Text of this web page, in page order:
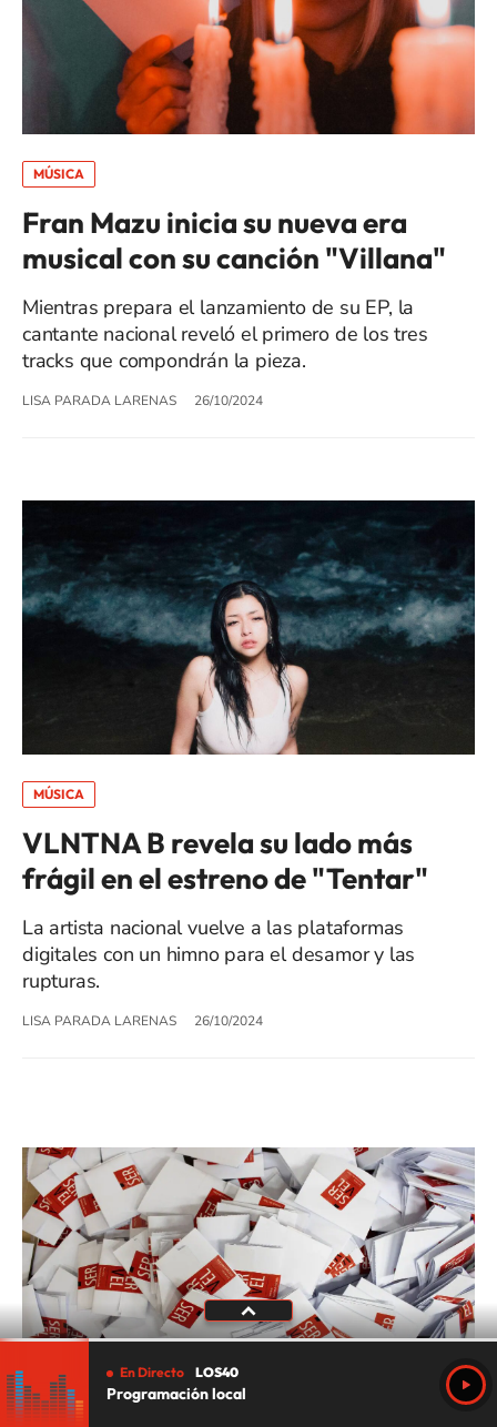
MÚSICA
Fran Mazu inicia su nueva era
musical con su canción "Villana"
Mientras prepara el lanzamiento de su EP, la
cantante nacional reveló el primero de los tres
tracks que compondrán la pieza.
LISA PARADA LARENAS 26/10/2024
MÚSICA
VLNTNA B revela su lado más
frágil en el estreno de "Tentar"
La artista nacional vuelve a las plataformas
digitales con un himno para el desamor y las
rupturas.
LISA PARADA LARENAS 26/10/2024
En Directo LOS40
Programación local